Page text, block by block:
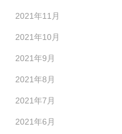
2021年11月
2021年10月
2021年9月
2021年8月
2021年7月
2021年6月